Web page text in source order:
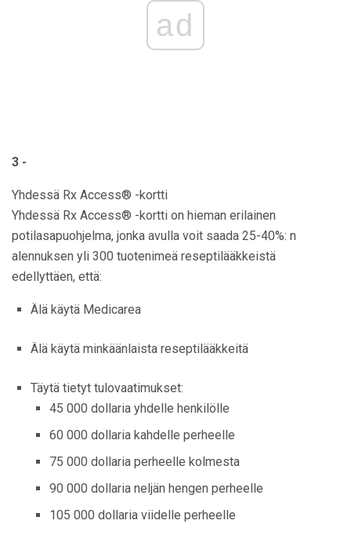
ad
3 -
Yhdessä Rx Access® -kortti
Yhdessä Rx Access® -kortti on hieman erilainen
potilasapuohjelma, jonka avulla voit saada 25-40%: n
alennuksen yli 300 tuotenimeä reseptilääkkeistä
edellyttäen, että:
Älä käytä Medicarea
Älä käytä minkäänlaista reseptilääkkeitä
Täytä tietyt tulovaatimukset:
45 000 dollaria yhdelle henkilölle
60 000 dollaria kahdelle perheelle
75 000 dollaria perheelle kolmesta
90 000 dollaria neljän hengen perheelle
105 000 dollaria viidelle perheelle